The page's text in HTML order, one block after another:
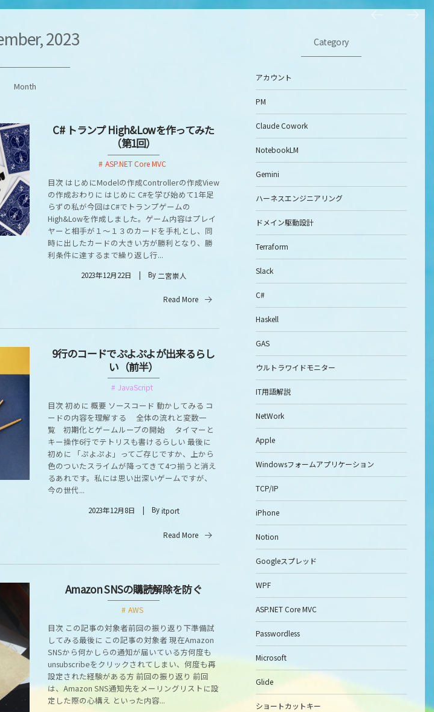
2023
Month
C# トランプ High&Lowを作ってみた
（第1回）
ASP.NET Core MVC
目次 はじめにModelの作成Controllerの作成View
の作成おわりに はじめに C#を学び始めて1年足
らずの私が今回はC#でトランプゲームの
High&Lowを作成しました。ゲーム内容はプレイ
ヤーと相手が１～１３のカードを手札とし、同
時に出したカードの大きい方が勝利となり、勝
利条件に達するまで繰り返し行...
2023年12月22日 By 二宮崇人
Read More
9行のコードでぷよぷよが出来るらし
い（前半）
JavaScript
目次 初めに 概要 ソースコード 動かしてみる コ
ードの内容を理解する 全体の流れと変数一
覧 初期化とゲームループの開始 タイマーと
キー操作6行でテトリスも書けるらしい 最後に
初めに 「ぷよぷよ」ってご存じですか、上から
色のついたスライムが降ってきて4つ揃うと消え
るあれです。私には思い出深いゲームですが、
今の世代...
2023年12月8日 Byitport
Read More
Amazon SNSの購読解除を防ぐ
AWS
目次 この記事の対象者前回の振り返り下準備試
してみる最後に この記事の対象者 現在Amazon
SNSから何かしらの通知が届いている方何度も
unsubscribeをクリックされてしまい、何度も再
設定された経験がある方 前回の振り返り 前回
は、Amazon SNS通知先をメーリングリストに設
定した際の心構え といった内容...
Category
アカウント
PM
Claude Cowork
NotebookLM
Gemini
ハーネスエンジニアリング
ドメイン駆動設計
Terraform
Slack
C#
Haskell
GAS
ウルトラワイドモニター
IT用語解説
NetWork
Apple
Windowsフォームアプリケーション
TCP/IP
iPhone
Notion
Googleスプレッド
WPF
ASP.NET Core MVC
Passwordless
Microsoft
Glide
ショートカットキー